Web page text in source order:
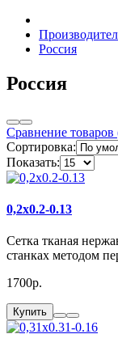
Россия
Россия
Сравнение товаров
Сортировка:
Показать:
0,2x0.2-0.13
Сетка тканая
станках методом
1700р.
Купить